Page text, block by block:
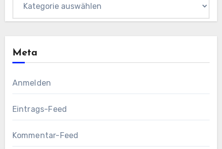
Meta
Anmelden
Eintrags-Feed
Kommentar-Feed